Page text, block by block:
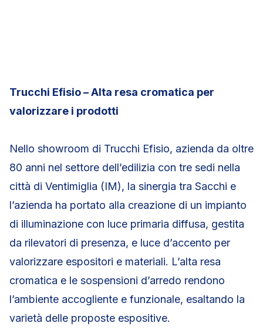
Trucchi Efisio – Alta resa cromatica per
valorizzare i prodotti
Nello showroom di Trucchi Efisio, azienda da oltre
80 anni nel settore dell’edilizia con tre sedi nella
città di Ventimiglia (IM), la sinergia tra Sacchi e
l’azienda ha portato alla creazione di un impianto
di illuminazione con luce primaria diffusa, gestita
da rilevatori di presenza, e luce d’accento per
valorizzare espositori e materiali. L’alta resa
cromatica e le sospensioni d’arredo rendono
l’ambiente accogliente e funzionale, esaltando la
varietà delle proposte espositive.